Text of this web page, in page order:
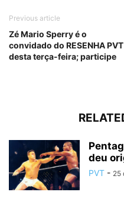
Previous article
Zé Mario Sperry é o
convidado do RESENHA PVT
desta terça-feira; participe
deu
PVT - 25